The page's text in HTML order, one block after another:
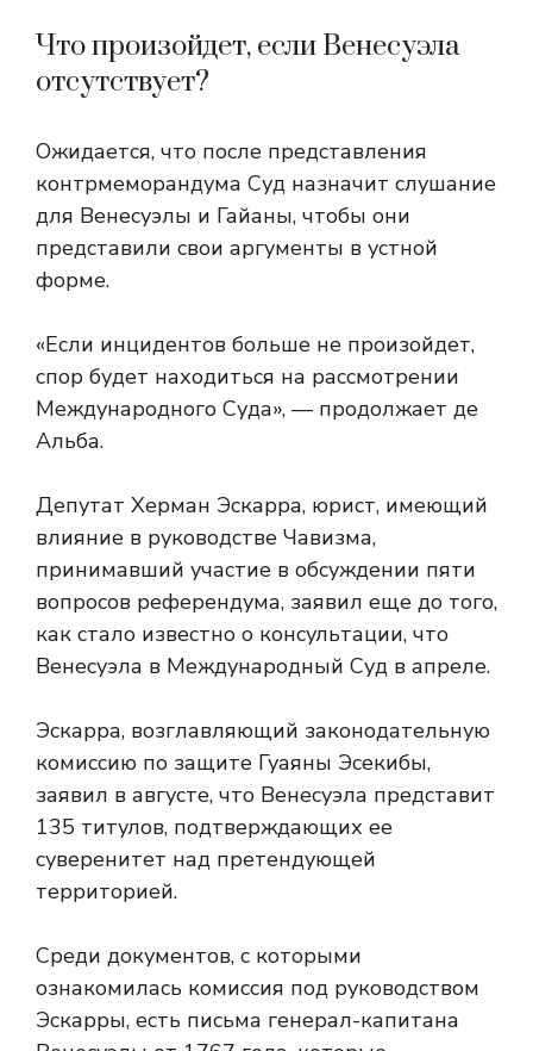
Что произойдет, если Венесуэла
отсутствует?
Ожидается, что после представления
контрмеморандума Суд назначит слушание
для Венесуэлы и Гайаны, чтобы они
представили свои аргументы в устной
форме.
«Если инцидентов больше не произойдет,
спор будет находиться на рассмотрении
Международного Суда», — продолжает де
Альба.
Депутат Херман Эскарра, юрист, имеющий
влияние в руководстве Чавизма,
принимавший участие в обсуждении пяти
вопросов референдума, заявил еще до того,
как стало известно о консультации, что
Венесуэла в Международный Суд в апреле.
Эскарра, возглавляющий законодательную
комиссию по защите Гуаяны Эсекибы,
заявил в августе, что Венесуэла представит
135 титулов, подтверждающих ее
суверенитет над претендующей
территорией.
Среди документов, с которыми
ознакомилась комиссия под руководством
Эскарры, есть письма генерал-капитана